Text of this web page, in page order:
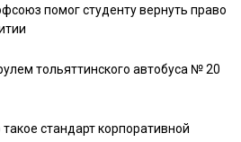
помог студенту вернуть право
тольяттинского автобуса № 20
такое стандарт корпоративной